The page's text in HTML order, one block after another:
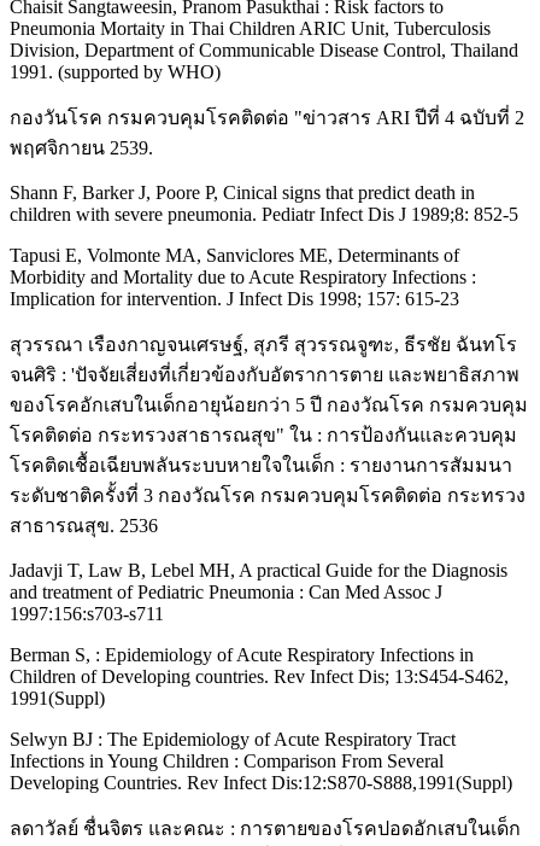
Chaisit Sangtaweesin, Pranom Pasukthai : Risk factors to
Pneumonia Mortaity in Thai Children ARIC Unit, Tuberculosis
Division, Department of Communicable Disease Control, Thailand
1991. (supported by WHO)
กองวันโรค กรมควบคุมโรคติดต่อ "ข่าวสาร ARI ปีที่ 4 ฉบับที่ 2
พฤศจิกายน 2539.
Shann F, Barker J, Poore P, Cinical signs that predict death in
children with severe pneumonia. Pediatr Infect Dis J 1989;8: 852-5
Tapusi E, Volmonte MA, Sanviclores ME, Determinants of
Morbidity and Mortality due to Acute Respiratory Infections :
Implication for intervention. J Infect Dis 1998; 157: 615-23
สุวรรณา เรืองกาญจนเศรษฐ์, สุภรี สุวรรณจูฑะ, ธีรชัย ฉันทโร
จนศิริ : 'ปัจจัยเสี่ยงที่เกี่ยวข้องกับอัตราการตาย และพยาธิสภาพ
ของโรคอักเสบในเด็กอายุน้อยกว่า 5 ปี กองวัณโรค กรมควบคุม
โรคติดต่อ กระทรวงสาธารณสุข" ใน : การป้องกันและควบคุม
โรคติดเชื้อเฉียบพลันระบบหายใจในเด็ก : รายงานการสัมมนา
ระดับชาติครั้งที่ 3 กองวัณโรค กรมควบคุมโรคติดต่อ กระทรวง
สาธารณสุข. 2536
Jadavji T, Law B, Lebel MH, A practical Guide for the Diagnosis
and treatment of Pediatric Pneumonia : Can Med Assoc J
1997:156:s703-s711
Berman S, : Epidemiology of Acute Respiratory Infections in
Children of Developing countries. Rev Infect Dis; 13:S454-S462,
1991(Suppl)
Selwyn BJ : The Epidemiology of Acute Respiratory Tract
Infections in Young Children : Comparison From Several
Developing Countries. Rev Infect Dis:12:S870-S888,1991(Suppl)
ลดาวัลย์ ชื่นจิตร และคณะ : การตายของโรคปอดอักเสบในเด็ก